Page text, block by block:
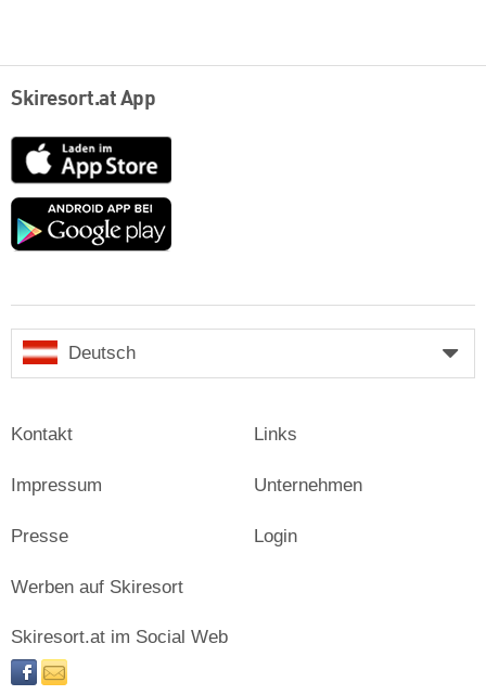
Skiresort.at App
App
Store
Google
Deutsch
Kontakt
Impressum
Presse
Links
Unternehmen
Login
Werben auf Skiresort
Skiresort.at im Social Web
facebooknewsletter